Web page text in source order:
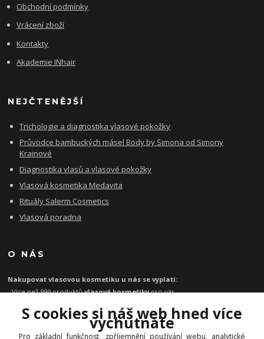
Obchodní podmínky
Vrácení zboží
Kontakty
Akademie INhair
NEJČTENĚJŠÍ
Trichologie a diagnostika vlasové pokožky
Průvodce bambuckých másel Body by Simona od Simony
Krainové
Diagnostika vlasů a vlasové pokožky
Vlasová kosmetika Medavita
Rituály Salerm Cosmetics
Vlasová poradna
O NÁS
Nakupovat vlasovou kosmetiku u nás se vyplatí:
- Více než 999 produktůvlasové kosmetikypro vás
- Garance originality profesionálnívlasové kosmetiky
- Při objednávce zboží nad 1199 Kč poštovné zdarma
S cookies si náš web hned více
vychutnáte
Pro základní funkčnost, zpříjemnění používání webu, analytické